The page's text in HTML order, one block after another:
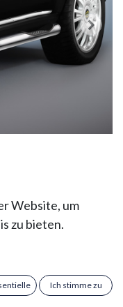
Summit
Summit (Bj.
Website, um
zu bieten.
Ich stimme zu